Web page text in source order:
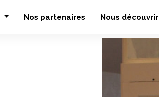
Nos partenaires Nous découvrir